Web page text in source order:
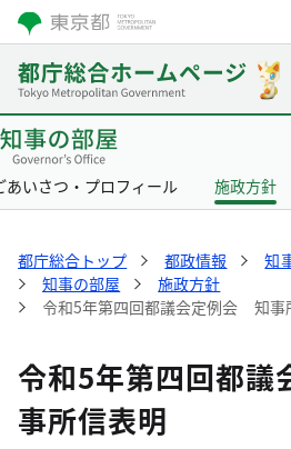
あいさつ・プロフィール 施政方針
都庁総合トップ 都政情報
知
知事の部屋
施政方針
令和5年第四回都議会定例会 知事
令和5年第四回都
事所信表明